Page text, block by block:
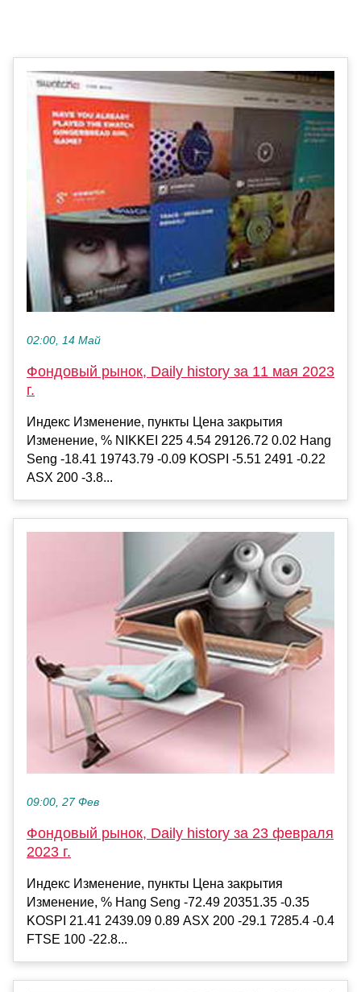
02:00, 14 Май
Фондовый рынок, Daily history за 11 мая 2023
г.
Индекс Изменение, пункты Цена закрытия
Изменение, % NIKKEI 225 4.54 29126.72 0.02 Hang
Seng -18.41 19743.79 -0.09 KOSPI -5.51 2491 -0.22
ASX 200 -3.8...
09:00, 27 Фев
Фондовый рынок, Daily history за 23 февраля
2023 г.
Индекс Изменение, пункты Цена закрытия
Изменение, % Hang Seng -72.49 20351.35 -0.35
KOSPI 21.41 2439.09 0.89 ASX 200 -29.1 7285.4 -0.4
FTSE 100 -22.8...